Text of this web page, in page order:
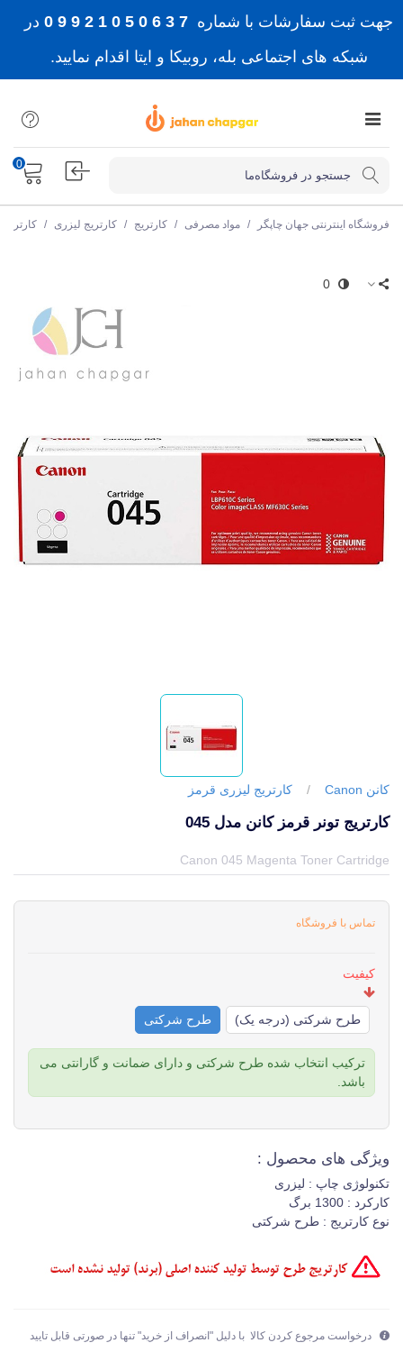
جهت ثبت سفارشات با شماره 7 3 6 0 5 0 1 2 9 9 0
در
شبکه های اجتماعی بله، روبیکا و ایتا اقدام نمایید.
0
فروشگاه اینترنتی جهان چاپگر / مواد مصرفی / کارتریج / کارتریج لیزری /
0
کانن Canon / کارتریج لیزری قرمز
کارتریج تونر قرمز کانن مدل 045
Canon 045 Magenta Toner Cartridge
تماس با فروشگاه
کیفیت
طرح شرکتی (درجه یک) طرح شرکتی
ترکیب انتخاب شده طرح شرکتی و دارای ضمانت و گارانتی می
باشد.
ویژگی های محصول :
تکنولوژی چاپ : لیزری
کارکرد : 1300 برگ
نوع کارتریج : طرح شرکتی
درخواست مرجوع کردن کالا با دلیل "انصراف از خرید" تنها در صورتی قابل تایید